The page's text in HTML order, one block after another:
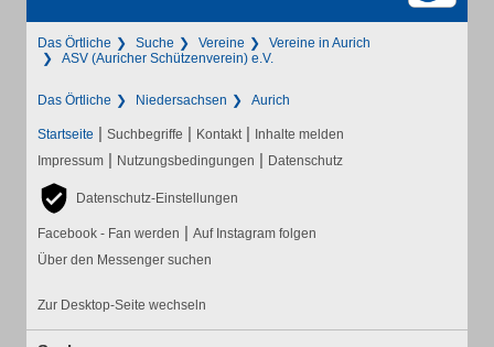
Das Örtliche Suche Vereine
Vereine in Aurich
ASV (Auricher Schützenverein) e.V.
Das Örtliche Niedersachsen Aurich
Startseite | Suchbegriffe | Kontakt | Inhalte melden
Impressum | Nutzungsbedingungen | Datenschutz
Datenschutz-Einstellungen
Facebook - Fan werden | Auf Instagram folgen
Über den Messenger suchen
Zur Desktop-Seite wechseln